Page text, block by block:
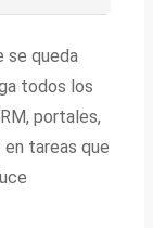
se queda
todos los
portales,
tareas que